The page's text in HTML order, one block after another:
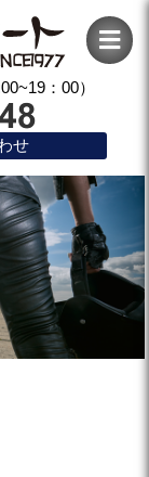
：00）
せ